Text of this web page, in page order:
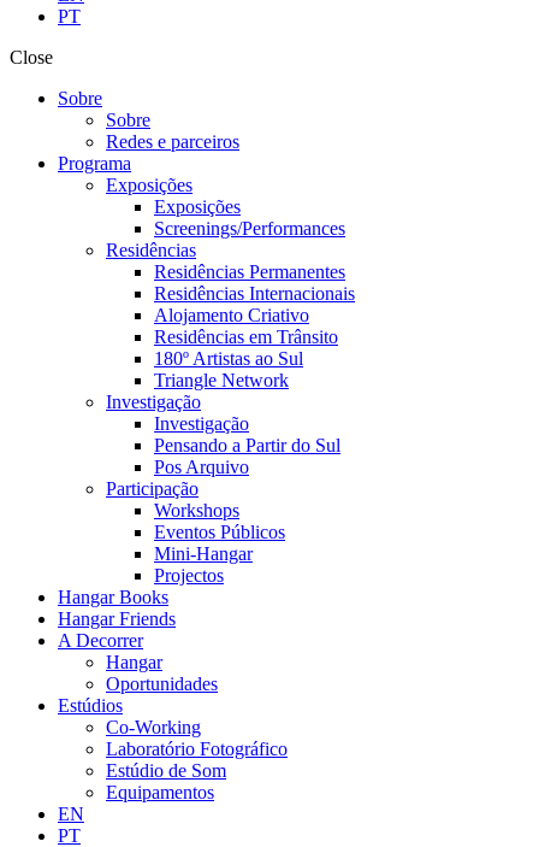
PT
Close
Sobre
Sobre
Redes e parceiros
Programa
Exposições
Exposições
Screenings/Performances
Residências
Residências Permanentes
Residências Internacionais
Alojamento Criativo
Residências em Trânsito
180º Artistas ao Sul
Triangle Network
Investigação
Investigação
Pensando a Partir do Sul
Pos Arquivo
Participação
Workshops
Eventos Públicos
Mini-Hangar
Projectos
Hangar Books
Hangar Friends
A Decorrer
Hangar
Oportunidades
Estúdios
Co-Working
Laboratório Fotográfico
Estúdio de Som
Equipamentos
EN
PT